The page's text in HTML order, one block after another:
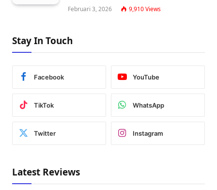
Februari 3, 2026 9,910Views
Stay In Touch
Facebook YouTube
TikTok WhatsApp
Twitter Instagram
Latest Reviews